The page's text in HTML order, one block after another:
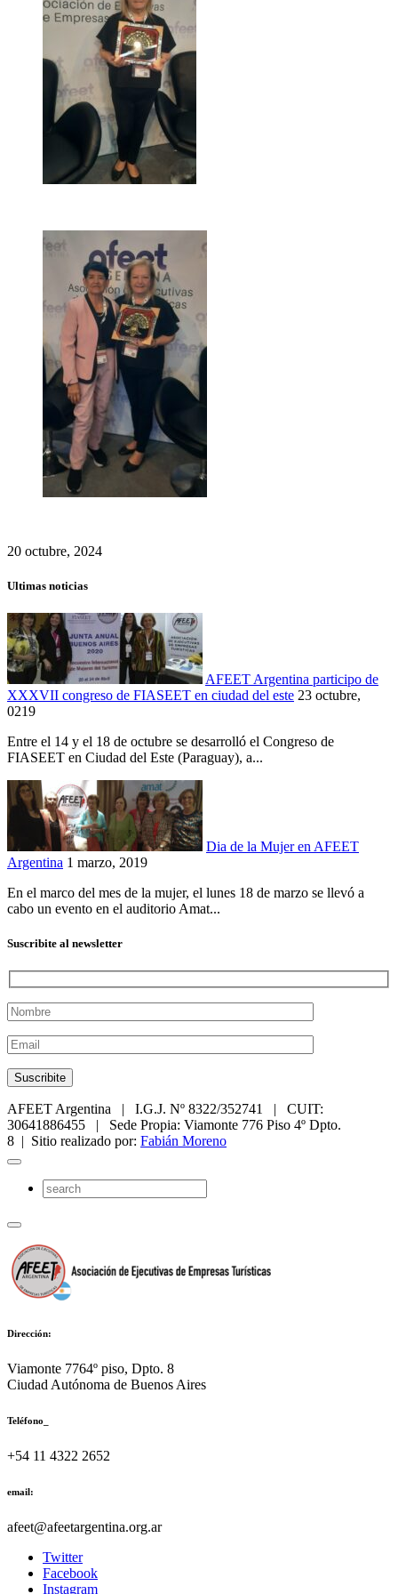
20 octubre, 2024
Ultimas noticias
AFEET Argentina participo de
XXXVII congreso de FIASEET en ciudad del este 23 octubre,
0219
Entre el 14 y el 18 de octubre se desarrolló el Congreso de
FIASEET en Ciudad del Este (Paraguay), a...
Dia de la Mujer en AFEET
Argentina 1 marzo, 2019
En el marco del mes de la mujer, el lunes 18 de marzo se llevó a
cabo un evento en el auditorio Amat...
Suscribite al newsletter
AFEET Argentina | I.G.J. Nº 8322/352741 | CUIT:
30641886455 | Sede Propia: Viamonte 776 Piso 4º Dpto.
8 | Sitio realizado por: Fabián Moreno
Dirección:
Viamonte 7764º piso, Dpto. 8
Ciudad Autónoma de Buenos Aires
Teléfono_
+54 11 4322 2652
email:
afeet@afeetargentina.org.ar
Twitter
Facebook
Instagram